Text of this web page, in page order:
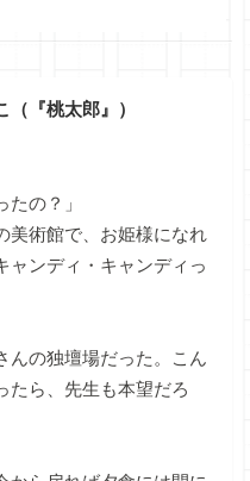
（『桃太郎』）
たの？」
美術館で、お姫様になれ
ンディ・キャンディっ
の独壇場だった。こん
たら、先生も本望だろ